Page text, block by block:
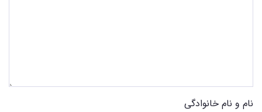
نام و نام خانوادگی